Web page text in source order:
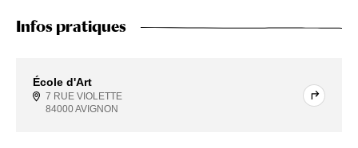
Infos pratiques
École d'Art
7 RUE VIOLETTE
84000 AVIGNON